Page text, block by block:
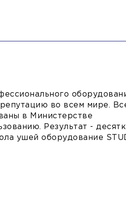
во всем мире.
в Министерстве
Результат -
ушей оборудование